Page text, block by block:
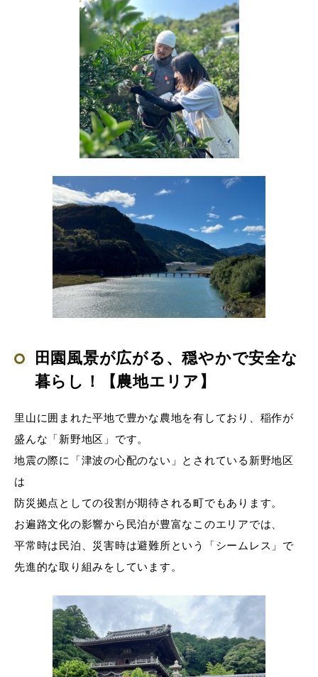
田園風景が広がる、穏やかで安全な
暮らし！【農地エリア】
里山に囲まれた平地で豊かな農地を有しており、稲作が
盛んな「新野地区」です。
地震の際に「津波の心配のない」とされている新野地区
は
防災拠点としての役割が期待される町でもあります。
お遍路文化の影響から民泊が豊富なこのエリアでは、
平常時は民泊、災害時は避難所という「シームレス」で
先進的な取り組みをしています。